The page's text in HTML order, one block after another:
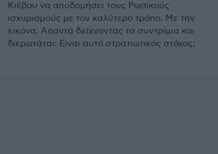
Κιέβου να αποδομήσει τους Ρωσικούς
ισχυρισμούς με τον καλύτερο τρόπο. Με την
εικόνα. Απαντά δείχνοντας τα συντρίμια και
διερωτάται: Είναι αυτό στρατιωτικός στόχος;